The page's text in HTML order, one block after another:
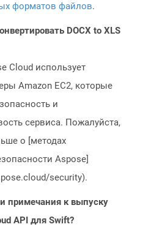
форматов файлов.
DOCX to XLS
Cloud использует
Amazon EC2, которые
и
сервиса. Пожалуйста,
о [методах
Aspose]
security).
примечания к выпуску
API для Swift?